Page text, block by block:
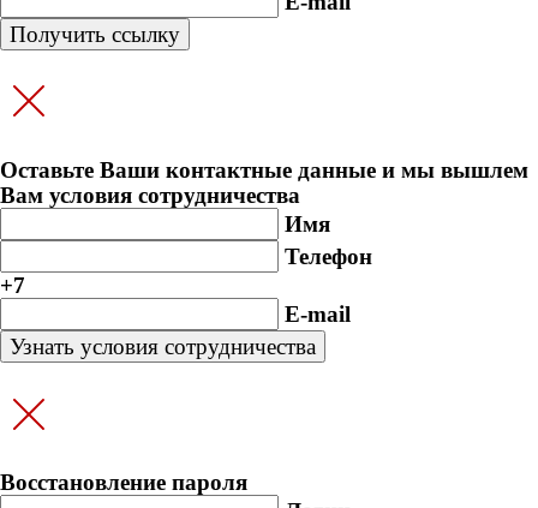
Оставьте Ваши контактные данные и мы вышлем
Вам условия сотрудничества
Имя
Телефон
+7
E-mail
Восстановление пароля